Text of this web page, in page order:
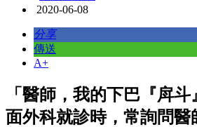
2020-06-08
分享
傳送
A+
「醫師，我的下巴『戽
面外科就診時，常詢問